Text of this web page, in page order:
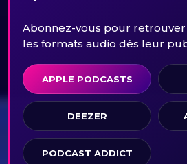
Abonnez-vous pour
les formats audio dès leur
APPLE PODCASTS
DEEZER
PODCAST ADDICT